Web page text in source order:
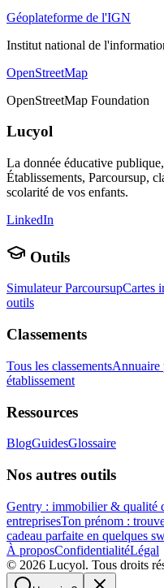
Géoplateforme de l'IGN
Institut national de
OpenStreetMap
OpenStreetMap Foundation
Lucyol
La donnée éducative
Établissements, Parcoursup,
scolarité de vos enfants.
LinkedIn
Outils
Simulateur ParcoursupCartes
outils
Classements
Tous les classementsAnnuaire
établissement
Ressources
BlogGuidesGlossaire
Nos autres outils
Gentry : immobilier & qualité
entreprisesTon prénom :
cadeau parfaite en quelques
À proposConfidentialitéLégal
© 2026 Lucyol. Tous droits